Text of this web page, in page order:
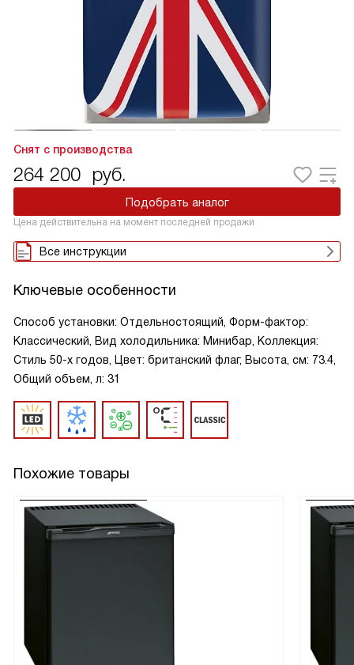
Снят с производства
264 200 руб.
Подобрать аналог
Цена действительна на момент последней продажи
Все инструкции
Ключевые особенности
Способ установки: Отдельностоящий, Форм-фактор:
Классический, Вид холодильника: Минибар, Коллекция:
Стиль 50-х годов, Цвет: британский флаг, Высота, см: 73.4,
Общий объем, л: 31
Похожие товары